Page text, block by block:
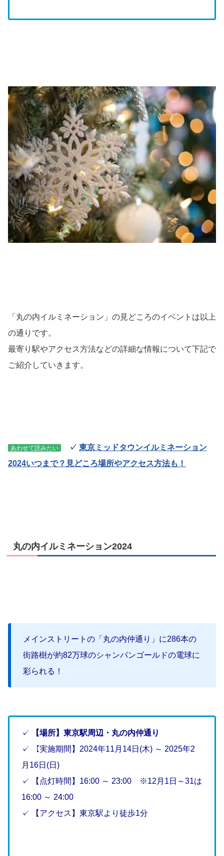
「丸の内イルミネーション」の見どころのイベントは以上
の通りです。
最寄り駅やアクセス方法などの詳細な情報について下記で
ご紹介していきます。
あわせて読みたい ✓ 東京ミッドタウンイルミネーション
2024いつまで？見どころ場所やアクセス方法も！
丸の内イルミネーション2024
メインストリートの「丸の内仲通り」に286本の
街路樹が約82万球のシャンパンゴールドの電球に
彩られる！
✓
【場所】東京駅周辺・丸の内仲通り
✓ 【実施期間】 2024年11月14日(木) ～ 2025年2
月16日(日)
✓ 【点灯時間】16:00 ～ 23:00 ※12月1日～31は
16:00 ～ 24:00
✓ 【アクセス】東京駅より徒歩1分